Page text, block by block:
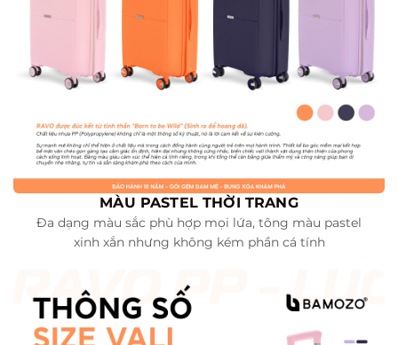
MÀU PASTEL THỜI TRANG
Đa dạng màu sắc phù hợp mọi lứa, tông màu pastel
xinh xắn nhưng không kém phần cá tính